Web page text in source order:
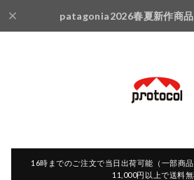
patagonia2026春夏新作商品
16時までのご注文で当日出荷可能（一部商
11,000円以上で送料